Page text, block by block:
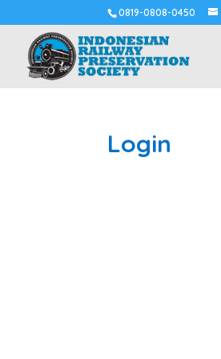
0819-0808-0450
Login